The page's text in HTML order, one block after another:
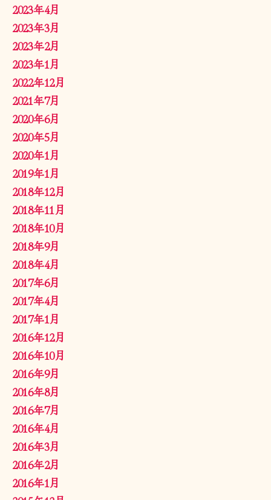
2023年4月
2023年3月
2023年2月
2023年1月
2022年12月
2021年7月
2020年6月
2020年5月
2020年1月
2019年1月
2018年12月
2018年11月
2018年10月
2018年9月
2018年4月
2017年6月
2017年4月
2017年1月
2016年12月
2016年10月
2016年9月
2016年8月
2016年7月
2016年4月
2016年3月
2016年2月
2016年1月